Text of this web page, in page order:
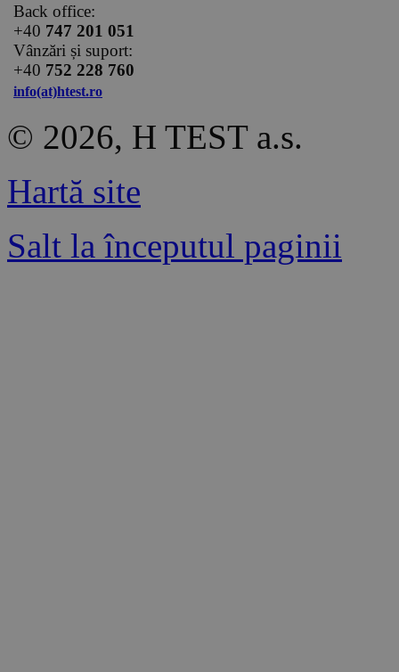
Back office:
+40 747 201 051
Vânzări și suport:
+40 752 228 760
info(at)htest.ro
© 2026, H TEST a.s.
Hartă site
Salt la începutul paginii